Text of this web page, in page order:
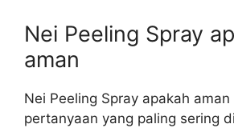
Nei Peeling Spray
aman
Nei Peeling Spray apakah
pertanyaan yang paling sering